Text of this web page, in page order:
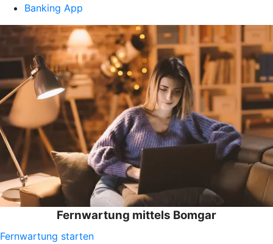
Banking App
Fernwartung mittels Bomgar
Fernwartung starten